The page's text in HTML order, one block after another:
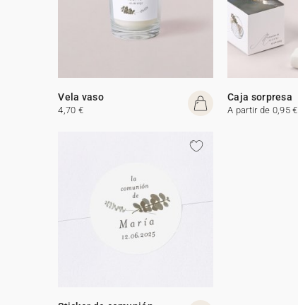
Vela vaso
4,70 €
Caja sorpresa
A partir de 0,95 €